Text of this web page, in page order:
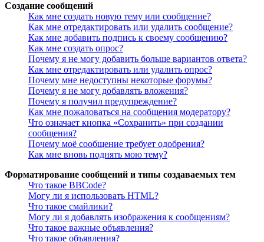
Создание сообщений
Как мне создать новую тему или сообщение?
Как мне отредактировать или удалить сообщение?
Как мне добавить подпись к своему сообщению?
Как мне создать опрос?
Почему я не могу добавить больше вариантов ответа?
Как мне отредактировать или удалить опрос?
Почему мне недоступны некоторые форумы?
Почему я не могу добавлять вложения?
Почему я получил предупреждение?
Как мне пожаловаться на сообщения модератору?
Что означает кнопка «Сохранить» при создании
сообщения?
Почему моё сообщение требует одобрения?
Как мне вновь поднять мою тему?
Форматирование сообщений и типы создаваемых тем
Что такое BBCode?
Могу ли я использовать HTML?
Что такое смайлики?
Могу ли я добавлять изображения к сообщениям?
Что такое важные объявления?
Что такое объявления?